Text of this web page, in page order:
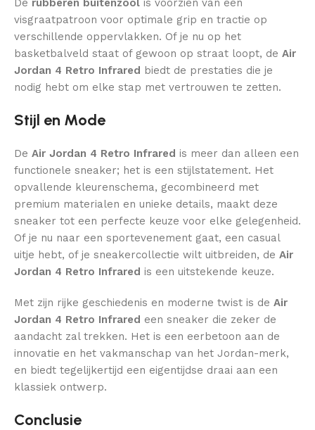
visgraatpatroon voor optimale grip en tractie op
verschillende oppervlakken. Of je nu op het
basketbalveld staat of gewoon op straat loopt, de Air
Jordan 4 Retro Infrared biedt de prestaties die je
nodig hebt om elke stap met vertrouwen te zetten.
Stijl en Mode
De Air Jordan 4 Retro Infrared is meer dan alleen een
functionele sneaker; het is een stijlstatement. Het
opvallende kleurenschema, gecombineerd met
premium materialen en unieke details, maakt deze
sneaker tot een perfecte keuze voor elke gelegenheid.
Of je nu naar een sportevenement gaat, een casual
uitje hebt, of je sneakercollectie wilt uitbreiden, de Air
Jordan 4 Retro Infrared is een uitstekende keuze.
Met zijn rijke geschiedenis en moderne twist is de Air
Jordan 4 Retro Infrared een sneaker die zeker de
aandacht zal trekken. Het is een eerbetoon aan de
innovatie en het vakmanschap van het Jordan-merk,
en biedt tegelijkertijd een eigentijdse draai aan een
klassiek ontwerp.
Conclusie